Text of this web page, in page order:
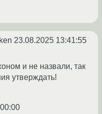
23.08.2025 13:41:55
и не назвали, так
утверждать!